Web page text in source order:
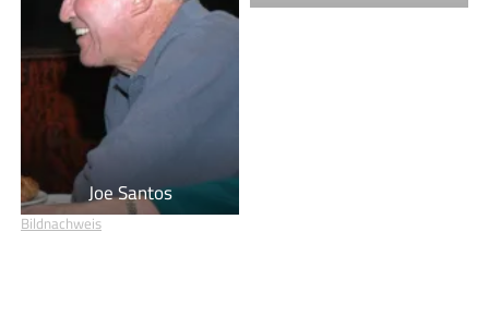
Joe Santos
Bildnachweis